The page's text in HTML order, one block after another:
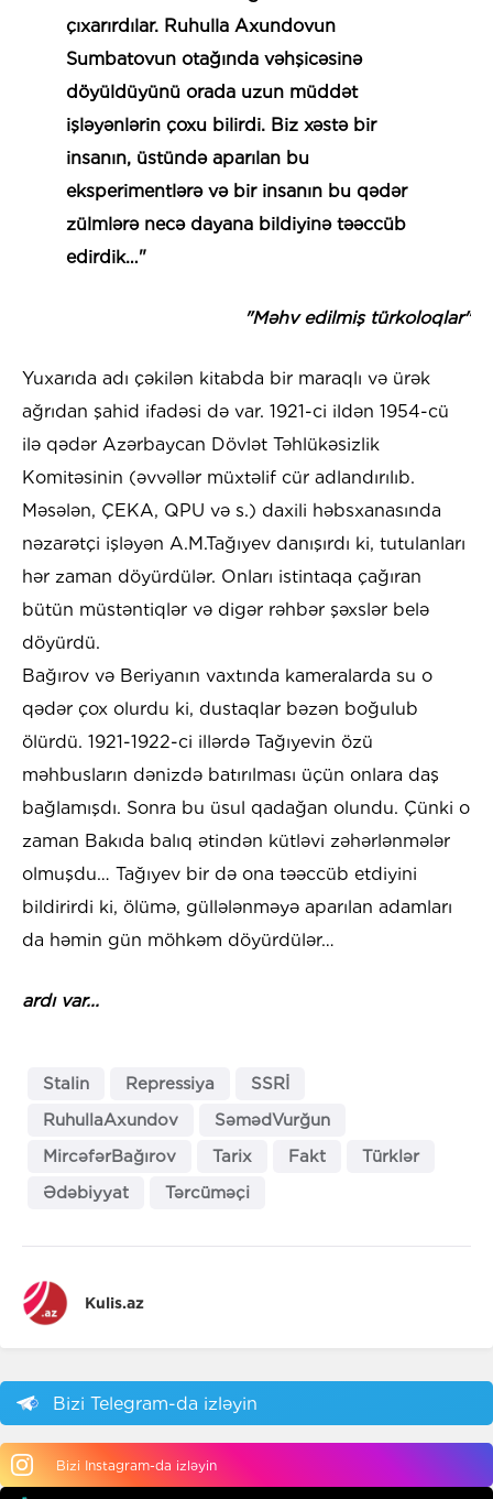
çıxarırdılar. Ruhulla Axundovun
Sumbatovun otağında vəhşicəsinə
döyüldüyünü orada uzun müddət
işləyənlərin çoxu bilirdi. Biz xəstə bir
insanın, üstündə aparılan bu
eksperimentlərə və bir insanın bu qədər
zülmlərə necə dayana bildiyinə təəccüb
edirdik…"
"Məhv edilmiş türkoloqlar"
Yuxarıda adı çəkilən kitabda bir maraqlı və ürək
ağrıdan şahid ifadəsi də var. 1921-ci ildən 1954-cü
ilə qədər Azərbaycan Dövlət Təhlükəsizlik
Komitəsinin (əvvəllər müxtəlif cür adlandırılıb.
Məsələn, ÇEKA, QPU və s.) daxili həbsxanasında
nəzarətçi işləyən A.M.Tağıyev danışırdı ki, tutulanları
hər zaman döyürdülər. Onları istintaqa çağıran
bütün müstəntiqlər və digər rəhbər şəxslər belə
döyürdü.
Bağırov və Beriyanın vaxtında kameralarda su o
qədər çox olurdu ki, dustaqlar bəzən boğulub
ölürdü. 1921-1922-ci illərdə Tağıyevin özü
məhbusların dənizdə batırılması üçün onlara daş
bağlamışdı. Sonra bu üsul qadağan olundu. Çünki o
zaman Bakıda balıq ətindən kütləvi zəhərlənmələr
olmuşdu… Tağıyev bir də ona təəccüb etdiyini
bildirirdi ki, ölümə, güllələnməyə aparılan adamları
da həmin gün möhkəm döyürdülər…
ardı var...
Stalin Repressiya
SSRİ
RuhullaAxundov
SəmədVurğun
MircəfərBağırov
Tarix Fakt
Türklər
Ədəbiyyat
Tərcüməçi
Kulis.az
Bizi Telegram-da izləyin
Bizi Instagram-da izləyin